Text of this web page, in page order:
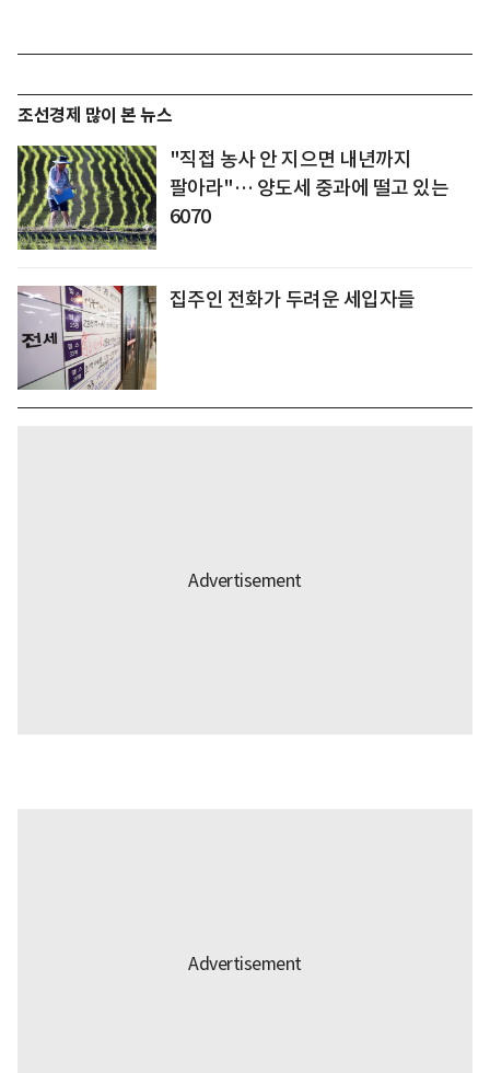
조선경제 많이 본 뉴스
"직접 농사 안 지으면 내년까지
팔아라"… 양도세 중과에 떨고 있는
6070
집주인 전화가 두려운 세입자들